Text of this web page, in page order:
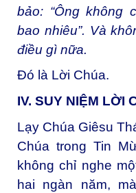
bảo: “Ông không
bao nhiêu”. Và
điều gì nữa.
Đó là Lời Chúa.
IV. SUY NIỆM LỜI
Lạy Chúa Giêsu
Chúa trong Tin
không chỉ nghe
hai ngàn năm,